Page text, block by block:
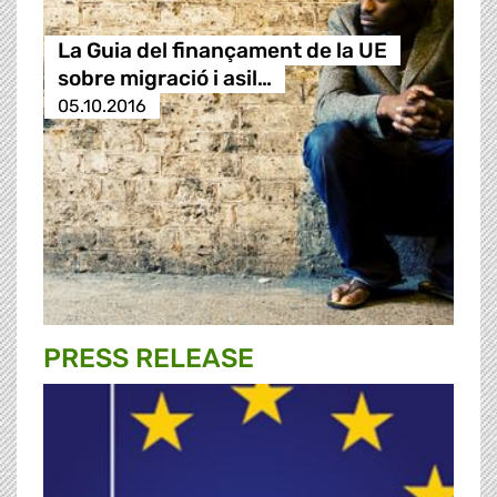
La Guia del finançament de la UE
sobre migració i asil…
05.10.2016
PRESS RELEASE